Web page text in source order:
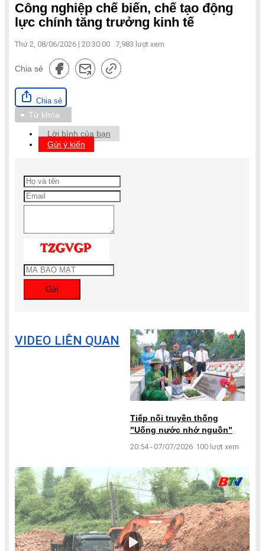
Công nghiệp chế biến, chế tạo động
lực chính tăng trưởng kinh tế
Thứ 2, 08/06/2026 | 20:30:00 7,983 lượt xem
Chia sẻ
Chia sẻ
Từ khóa
Lời bình của bạn
Gửi ý kiến
Gửi
VIDEO LIÊN QUAN
Tiếp nối truyền thống
"Uống nước nhớ nguồn"
20:54 - 07/07/2026 100 lượt xem